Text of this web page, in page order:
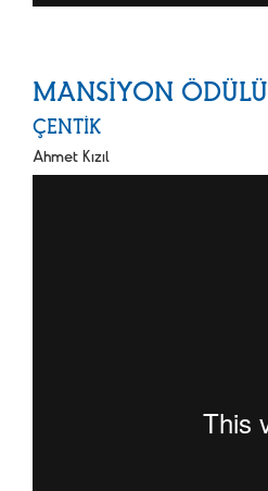
MANSİYON ÖDÜLÜ
ÇENTİK
Ahmet Kızıl